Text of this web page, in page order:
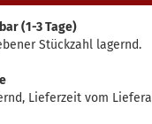
(1-3 Tage)
Stückzahl lagernd.
Lieferzeit vom